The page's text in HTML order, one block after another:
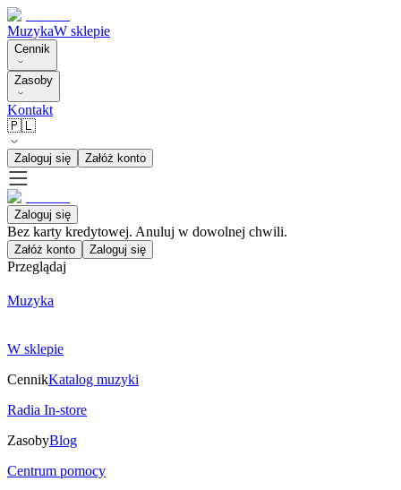
MuzykaW sklepie
Cennik
Zasoby
Kontakt
🇵🇱
Zaloguj się Załóż konto
Zaloguj się
Bez karty kredytowej. Anuluj w dowolnej chwili.
Załóż konto Zaloguj się
Przeglądaj
Muzyka
W sklepie
CennikKatalog muzyki
Radia In-store
ZasobyBlog
Centrum pomocy